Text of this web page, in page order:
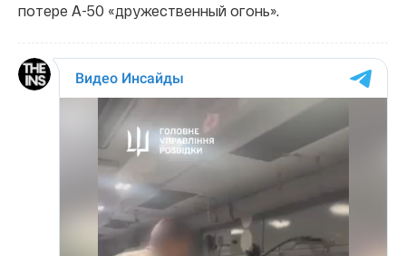
потере А-50 «дружественный огонь».